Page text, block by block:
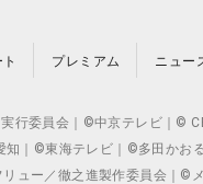
プレミアム ニュー
行委員会｜©中京テレビ｜©
知｜©東海テレビ｜©多田かお
ュー／徹之進製作委員会｜©